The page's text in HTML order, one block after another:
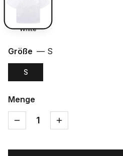
White
Größe — S
S
Menge
1